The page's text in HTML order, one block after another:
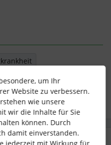
Älteste zuerst
um Ihr
Website zu verbessern.
wie unsere
wir die Inhalte für Sie
können. Durch
damit einverstanden.